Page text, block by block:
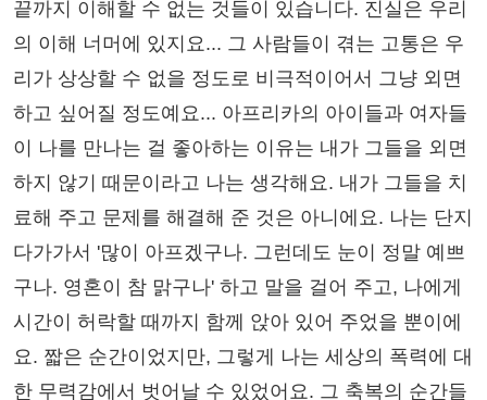
끝까지 이해할 수 없는 것들이 있습니다. 진실은 우리
의 이해 너머에 있지요... 그 사람들이 겪는 고통은 우
리가 상상할 수 없을 정도로 비극적이어서 그냥 외면
하고 싶어질 정도예요... 아프리카의 아이들과 여자들
이 나를 만나는 걸 좋아하는 이유는 내가 그들을 외면
하지 않기 때문이라고 나는 생각해요. 내가 그들을 치
료해 주고 문제를 해결해 준 것은 아니에요. 나는 단지
다가가서 '많이 아프겠구나. 그런데도 눈이 정말 예쁘
구나. 영혼이 참 맑구나' 하고 말을 걸어 주고, 나에게
시간이 허락할 때까지 함께 앉아 있어 주었을 뿐이에
요. 짧은 순간이었지만, 그렇게 나는 세상의 폭력에 대
한 무력감에서 벗어날 수 있었어요. 그 축복의 순간들